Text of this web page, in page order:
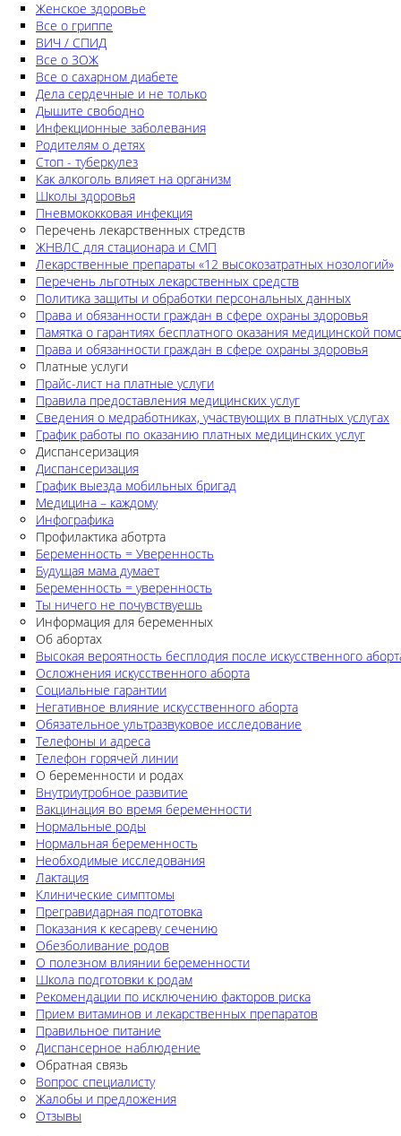
Женское здоровье
Все о гриппе
ВИЧ / СПИД
Все о ЗОЖ
Все о сахарном диабете
Дела сердечные и не только
Дышите свободно
Инфекционные заболевания
Родителям о детях
Стоп - туберкулез
Как алкоголь влияет на организм
Школы здоровья
Пневмококковая инфекция
Перечень лекарственных стредств
ЖНВЛС для стационара и СМП
Лекарственные препараты «12 высокозатратных нозологий»
Перечень льготных лекарственных средств
Политика защиты и обработки персональных данных
Права и обязанности граждан в сфере охраны здоровья
Памятка о гарантиях бесплатного оказания медицинской
Права и обязанности граждан в сфере охраны здоровья
Платные услуги
Прайс-лист на платные услуги
Правила предоставления медицинских услуг
Сведения о медработниках, участвующих в платных услугах
График работы по оказанию платных медицинских услуг
Диспансеризация
Диспансеризация
График выезда мобильных бригад
Медицина – каждому
Инфографика
Профилактика аботрта
Беременность = Уверенность
Будущая мама думает
Беременность = уверенность
Ты ничего не почувствуешь
Информация для беременных
Об абортах
Высокая вероятность бесплодия после искусственного
Осложнения искусственного аборта
Социальные гарантии
Негативное влияние искусственного аборта
Обязательное ультразвуковое исследование
Телефоны и адреса
Телефон горячей линии
О беременности и родах
Внутриутробное развитие
Вакцинация во время беременности
Нормальные роды
Нормальная беременность
Необходимые исследования
Лактация
Клинические симптомы
Прегравидарная подготовка
Показания к кесареву сечению
Обезболивание родов
О полезном влиянии беременности
Школа подготовки к родам
Рекомендации по исключению факторов риска
Прием витаминов и лекарственных препаратов
Правильное питание
Диспансерное наблюдение
Обратная связь
Вопрос специалисту
Жалобы и предложения
Отзывы